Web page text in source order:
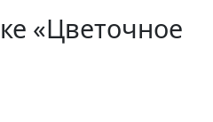
«Цветочное